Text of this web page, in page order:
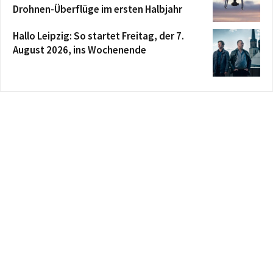
Drohnen-Überflüge im ersten Halbjahr
Hallo Leipzig: So startet Freitag, der 7.
August 2026, ins Wochenende